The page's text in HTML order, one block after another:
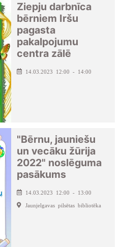
Ziepju darbnīca
bērniem Iršu
pagasta
pakalpojumu
centra zālē
14.03.2023 12:00 - 14:00
"Bērnu, jauniešu
un vecāku žūrija
2022" noslēguma
pasākums
14.03.2023 12:00 - 13:00
Jaunjelgavas pilsētas bibliotēka